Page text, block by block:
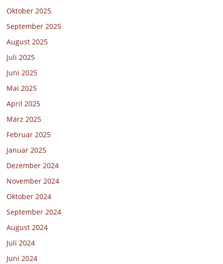
Oktober 2025
September 2025
August 2025
Juli 2025
Juni 2025
Mai 2025
April 2025
März 2025
Februar 2025
Januar 2025
Dezember 2024
November 2024
Oktober 2024
September 2024
August 2024
Juli 2024
Juni 2024